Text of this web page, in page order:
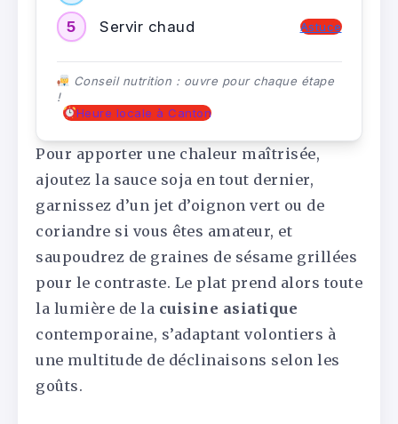
5 Servir chaud Astuce
Conseil nutrition : ouvre pour chaque étape
!
Heure locale à Canton
Pour apporter une chaleur maîtrisée,
ajoutez la sauce soja en tout dernier,
garnissez d’un jet d’oignon vert ou de
coriandre si vous êtes amateur, et
saupoudrez de graines de sésame grillées
pour le contraste. Le plat prend alors toute
la lumière de la cuisine asiatique
contemporaine, s’adaptant volontiers à
une multitude de déclinaisons selon les
goûts.